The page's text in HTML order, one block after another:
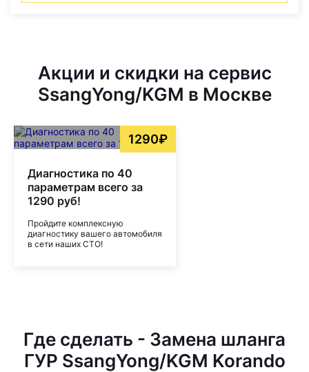
Акции и скидки на сервис
SsangYong/KGM в Москве
1290₽
Диагностика по 40
параметрам всего за
1290 руб!
Пройдите комплексную
диагностику вашего автомобиля
в сети наших СТО!
Где сделать - Замена шланга
ГУР SsangYong/KGM Korando